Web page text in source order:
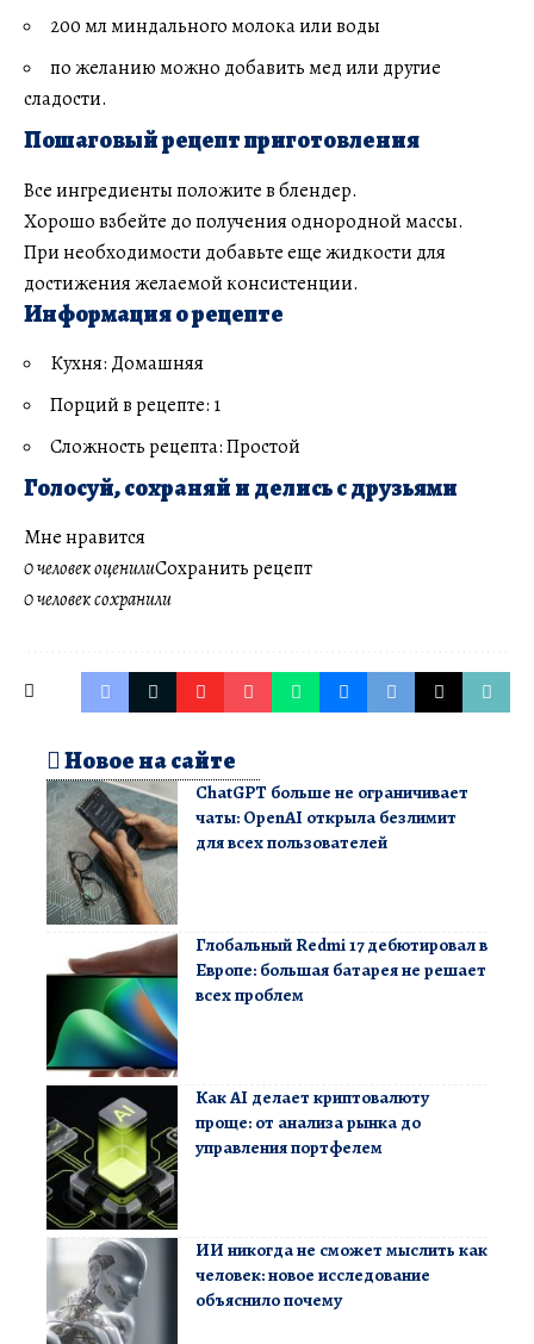
200 мл миндального молока или воды
по желанию можно добавить мед или другие
сладости.
Пошаговый рецепт приготовления
Все ингредиенты положите в блендер.
Хорошо взбейте до получения однородной массы.
При необходимости добавьте еще жидкости для
достижения желаемой консистенции.
Информация о рецепте
Кухня: Домашняя
Порций в рецепте: 1
Сложность рецепта: Простой
Голосуй, сохраняй и делись с друзьями
Мне нравится
0 человек оценилиСохранить рецепт
0 человек сохранили
Новое на сайте
ChatGPT больше не ограничивает
чаты: OpenAI открыла безлимит
для всех пользователей
Глобальный Redmi 17 дебютировал в
Европе: большая батарея не решает
всех проблем
Как AI делает криптовалюту
проще: от анализа рынка до
управления портфелем
ИИ никогда не сможет мыслить как
человек: новое исследование
объяснило почему